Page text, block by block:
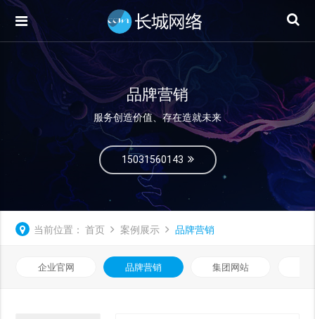
品牌营销
服务创造价值、存在造就未来
15031560143
当前位置： 首页 案例展示 品牌营销
企业官网 品牌营销 集团网站